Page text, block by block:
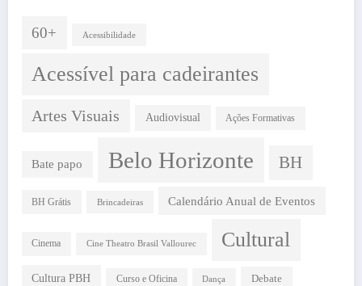
60+ Acessibilidade
Acessível para cadeirantes
Artes Visuais Audiovisual Ações Formativas
Bate papo Belo Horizonte BH
BH Grátis Brincadeiras Calendário Anual de Eventos
Cinema Cine Theatro Brasil Vallourec Cultural
Cultura PBH Curso e Oficina Dança Debate